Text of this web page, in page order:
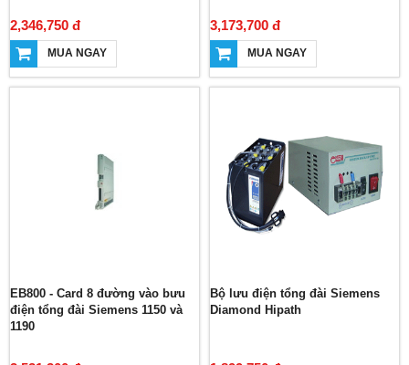
2,346,750 đ
MUA NGAY
3,173,700 đ
MUA NGAY
EB800 - Card 8 đường vào bưu
điện tổng đài Siemens 1150 và
1190
Bộ lưu điện tổng đài Siemens
Diamond Hipath